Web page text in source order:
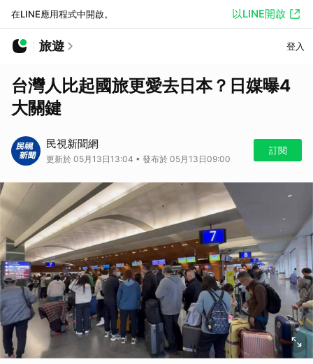
在LINE應用程式中開啟。 以LINE開啟
旅遊 登入
台灣人比起國旅更愛去日本？日媒曝4
大關鍵
民視新聞網
更新於 05月13日13:04 • 發布於 05月13日09:00
訂閱